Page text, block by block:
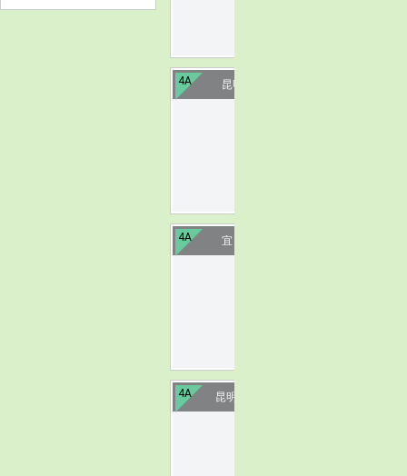
4A 昆明金殿公园
4A 宜良九乡溶洞
4A 昆明翠湖·讲武堂